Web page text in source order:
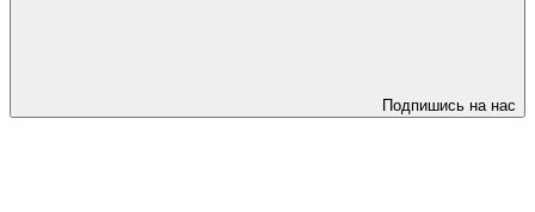
Подпишись на нас